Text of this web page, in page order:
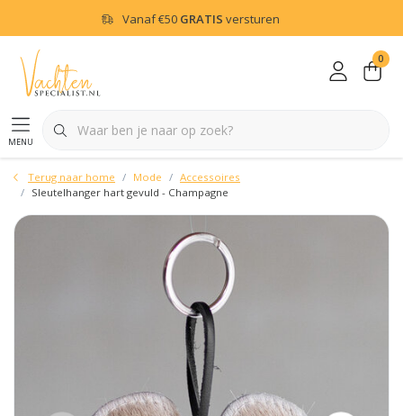
Vanaf€50 GRATIS versturen
menu
0
Terug naar home Mode
Accessoires
Sleutelhanger hart gevuld - Champagne